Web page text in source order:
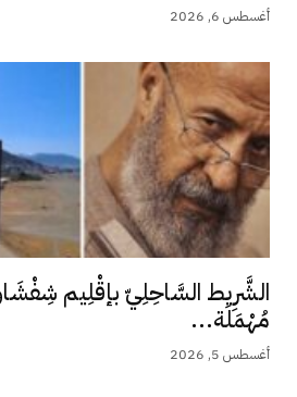
أغسطس 6, 2026
الشَّرِيط السَّاحِلِيّ بإقْلِيم
مُهْمَلَة...
أغسطس 5, 2026